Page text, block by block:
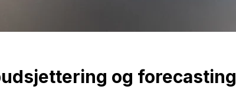
og forecasting